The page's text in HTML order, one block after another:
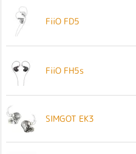
FiiO FD5
FiiO FH5s
SIMGOT EK3